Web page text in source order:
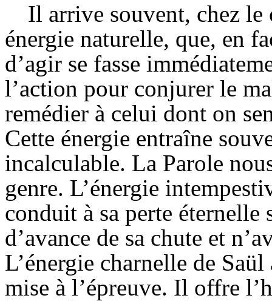
Il arrive souvent, chez le
énergie naturelle, que, en
d’agir se fasse
l’action pour conjurer le
remédier à celui dont on
Cette énergie entraîne
incalculable. La Parole
genre. L’énergie
conduit à sa perte éternelle
d’avance de sa chute et
L’énergie charnelle de
mise à l’épreuve. Il offre